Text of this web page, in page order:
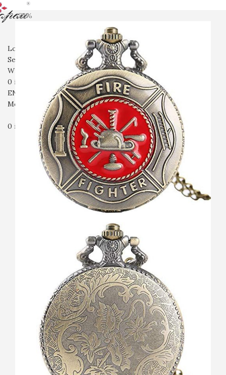
협찬시계여성시계
입고예정회사소개자주묻는질문
Login / Register
Search
Wishlist
0 items
ENG
Menu
0 items ₩0
-33%